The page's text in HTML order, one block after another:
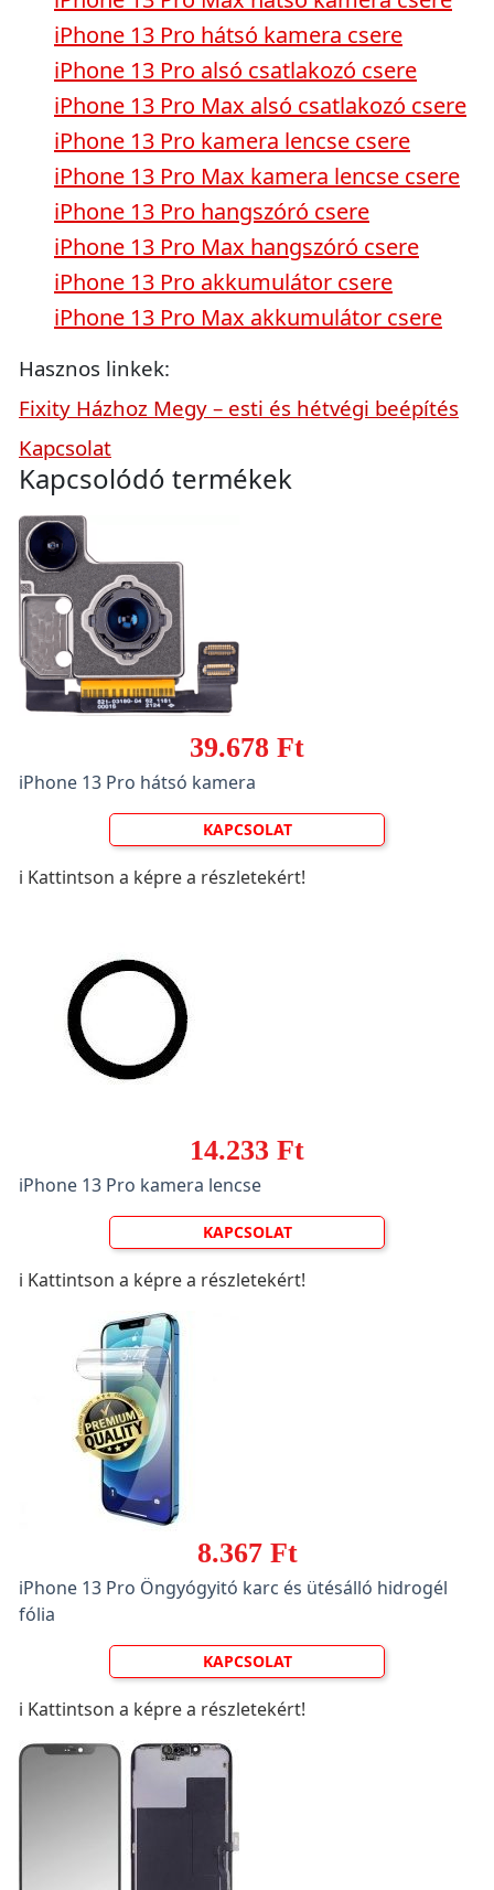
iPhone 13 Pro hátsó kamera csere
iPhone 13 Pro alsó csatlakozó csere
iPhone 13 Pro Max alsó csatlakozó csere
iPhone 13 Pro kamera lencse csere
iPhone 13 Pro Max kamera lencse csere
iPhone 13 Pro hangszóró csere
iPhone 13 Pro Max hangszóró csere
iPhone 13 Pro akkumulátor csere
iPhone 13 Pro Max akkumulátor csere
Hasznos linkek:
Fixity Házhoz Megy – esti és hétvégi beépítés
Kapcsolat
Kapcsolódó termékek
39.678 Ft
iPhone 13 Pro hátsó kamera
KAPCSOLAT
ℹ️ Kattintson a képre a részletekért!
14.233 Ft
iPhone 13 Pro kamera lencse
KAPCSOLAT
ℹ️ Kattintson a képre a részletekért!
8.367 Ft
iPhone 13 Pro Öngyógyitó karc és ütésálló hidrogél
fólia
KAPCSOLAT
ℹ️ Kattintson a képre a részletekért!